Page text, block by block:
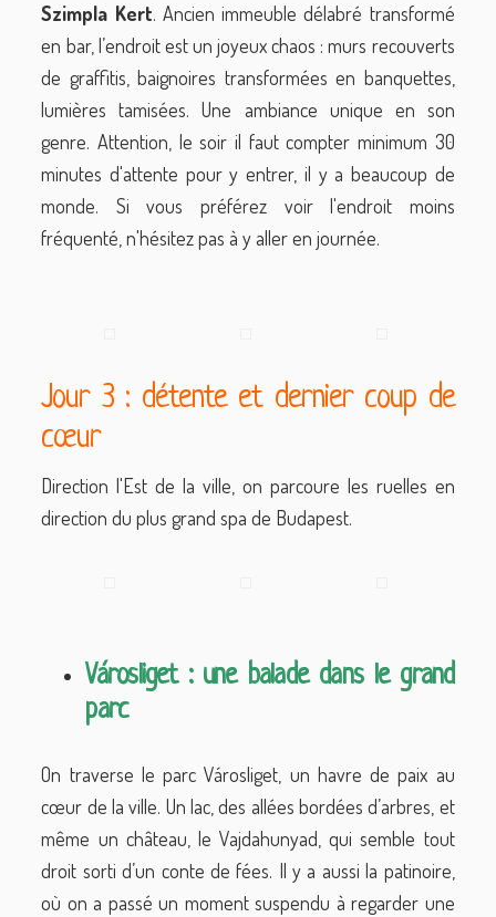
Szimpla Kert. Ancien immeuble délabré transformé
en bar, l’endroit est un joyeux chaos : murs recouverts
de graffitis, baignoires transformées en banquettes,
lumières tamisées. Une ambiance unique en son
genre. Attention, le soir il faut compter minimum 30
minutes d'attente pour y entrer, il y a beaucoup de
monde. Si vous préférez voir l'endroit moins
fréquenté, n'hésitez pas à y aller en journée.
Jour 3 : détente et dernier coup de
cœur
Direction l'Est de la ville, on parcoure les ruelles en
direction du plus grand spa de Budapest.
Városliget : une balade dans le grand
parc
On traverse le parc Városliget, un havre de paix au
cœur de la ville. Un lac, des allées bordées d’arbres, et
même un château, le Vajdahunyad, qui semble tout
droit sorti d’un conte de fées. Il y a aussi la patinoire,
où on a passé un moment suspendu à regarder une